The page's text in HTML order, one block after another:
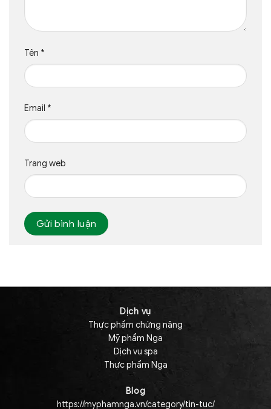
Tên *
Email *
Trang web
Dịch vụ
Thực phẩm chứng năng
Mỹ phẩm Nga
Dịch vụ spa
Thực phẩm Nga
Blog
https://myphamnga.vn/category/tin-tuc/